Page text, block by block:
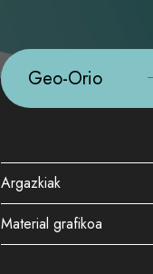
Geo-Orio
Argazkiak
Material grafikoa